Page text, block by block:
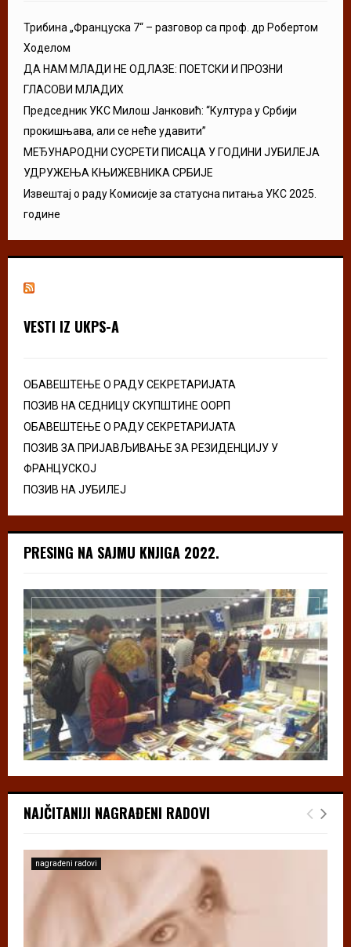
Трибина „Француска 7“ – разговор са проф. др Робертом
Ходелом
ДА НАМ МЛАДИ НЕ ОДЛАЗЕ: ПОЕТСКИ И ПРОЗНИ
ГЛАСОВИ МЛАДИХ
Председник УКС Милош Јанковић: “Култура у Србији
прокишњава, али се неће удавити”
МЕЂУНАРОДНИ СУСРЕТИ ПИСАЦА У ГОДИНИ ЈУБИЛЕЈА
УДРУЖЕЊА КЊИЖЕВНИКА СРБИЈЕ
Извештај о раду Комисије за статусна питања УКС 2025.
године
VESTI IZ UKPS-A
ОБАВЕШТЕЊЕ О РАДУ СЕКРЕТАРИЈАТА
ПОЗИВ НА СЕДНИЦУ СКУПШТИНЕ ООРП
ОБАВЕШТЕЊЕ О РАДУ СЕКРЕТАРИЈАТА
ПОЗИВ ЗА ПРИЈАВЉИВАЊЕ ЗА РЕЗИДЕНЦИЈУ У
ФРАНЦУСКОЈ
ПОЗИВ НА ЈУБИЛЕЈ
PRESING NA SAJMU KNJIGA 2022.
NAJČITANIJI NAGRAĐENI RADOVI
nagrađeni radovi